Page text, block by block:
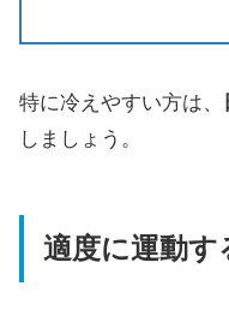
特に冷えやすい方は、
しましょう。
適度に運動す